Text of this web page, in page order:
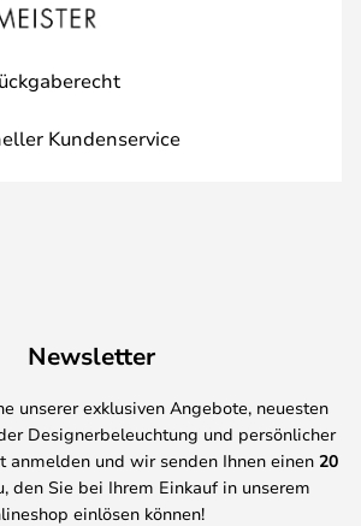
Kundenservice
Newsletter
unserer exklusiven Angebote, neuesten
Designerbeleuchtung und persönlicher
anmelden und wir senden Ihnen einen 20
den Sie bei Ihrem Einkauf in unserem
einlösen können!